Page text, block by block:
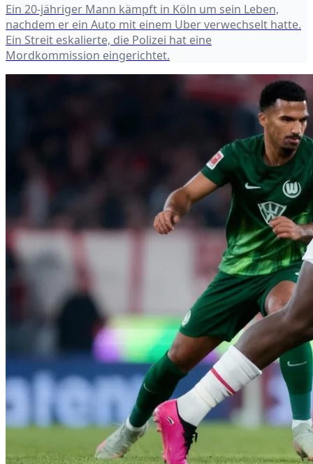
Ein 20-jähriger Mann kämpft in Köln um sein Leben,
nachdem er ein Auto mit einem Uber verwechselt hatte.
Ein Streit eskalierte, die Polizei hat eine
Mordkommission eingerichtet.